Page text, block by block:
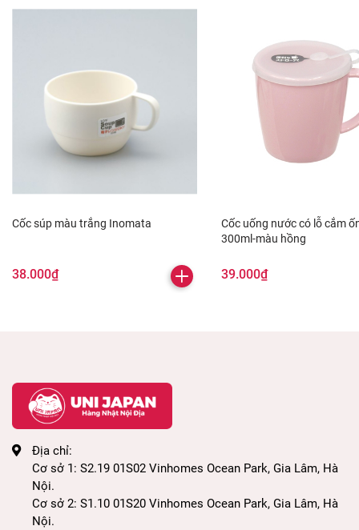
Cốc súp màu trắng Inomata
38.000₫
Cốc uống nước có lỗ cắm
300ml-màu hồng
39.000₫
Địa chỉ:
Cơ sở 1: S2.19 01S02 Vinhomes Ocean Park, Gia Lâm, Hà
Nội.
Cơ sở 2: S1.10 01S20 Vinhomes Ocean Park, Gia Lâm, Hà
Nội.